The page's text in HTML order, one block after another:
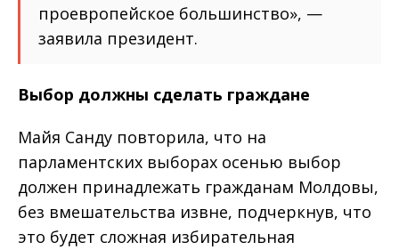
проевропейское большинство», —
заявила президент.
Выбор должны сделать граждане
Майя Санду повторила, что на
парламентских выборах осенью выбор
должен принадлежать гражданам Молдовы,
без вмешательства извне, подчеркнув, что
это будет сложная избирательная